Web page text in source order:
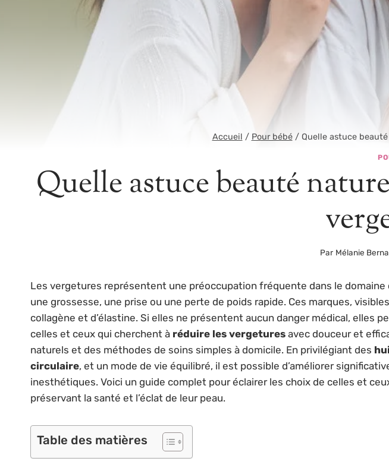
Accueil / Pour bébé / Quelle astuce
Quelle astuce beauté
Par Mélanie
Les vergetures représentent une préoccupation fréquente dans le domaine
une grossesse, une prise ou une perte de poids rapide. Ces marques,
collagène et d’élastine. Si elles ne présentent aucun danger médical, elles
celles et ceux qui cherchent à réduire les vergetures avec douceur et
naturels et des méthodes de soins simples à domicile. En privilégiant des
circulaire, et un mode de vie équilibré, il est possible d’améliorer
inesthétiques. Voici un guide complet pour éclairer les choix de celles et
préservant la santé et l’éclat de leur peau.
Table des matières